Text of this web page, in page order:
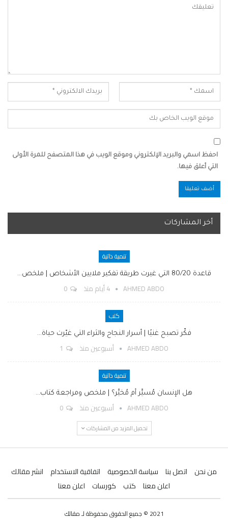
احفظ اسمي والبريد الإلكتروني وموقع الويب في هذا المتصفح للمرة الأولى
التي أعلق فيها.
أخر المشاركات
تنمية ذاتية
قاعدة 80/20 التي غيرت طريقة تفكير ملايين الأشخاص | ملخص…
AHMED ABDO 4 أيام منذ
كتب
فكّر تصبح غنيًا | أسرار النجاح والثراء التي غيّرت حياة…
AHMED ABDO أسبوعين منذ
تنمية ذاتية
هل الإنسان مُسيَّر أم مُخيَّر؟ | ملخص ومراجعة كتاب…
AHMED ABDO أسبوعين منذ
تحميل المزيد من المشاركات
من نحن اتصل بنا سياسة الخصوصية اتفاقية الاستخدام
انشر مقالك
اعلن معنا كتب كورسات اعلن معنا
2021 © جميع الحقوق محفوظة لـ مقالك